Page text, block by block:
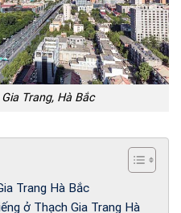
Trang, Hà Bắc
Trang Hà Bắc
ở Thạch Gia Trang Hà